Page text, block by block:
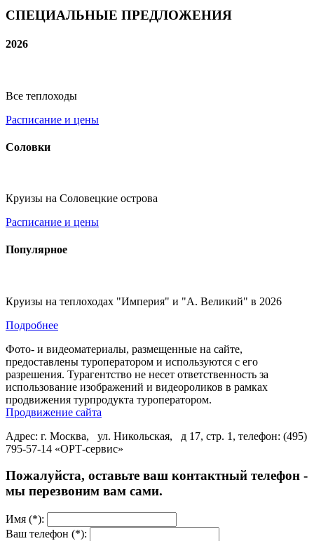
СПЕЦИАЛЬНЫЕ ПРЕДЛОЖЕНИЯ
2026
Все теплоходы
Расписание и цены
Соловки
Круизы на Соловецкие острова
Расписание и цены
Популярное
Круизы на теплоходах "Империя" и "А. Великий" в 2026
Подробнее
Фото- и видеоматериалы, размещенные на сайте,
предоставлены туроператором и используются с его
разрешения. Турагентство не несет ответственность за
использование изображений и видеороликов в рамках
продвижения турпродукта туроператором.
Продвижение сайта
Адрес: г. Москва, ул. Никольская, д 17, стр. 1, телефон: (495)
795-57-14 «ОРТ-сервис»
Пожалуйста, оставьте ваш контактный телефон -
мы перезвоним вам сами.
Имя (*):
Ваш телефон (*):